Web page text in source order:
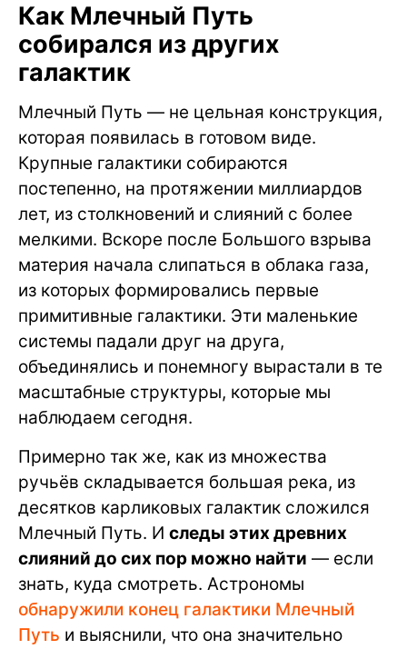
Как Млечный Путь
собирался из других
галактик
Млечный Путь — не цельная конструкция,
которая появилась в готовом виде.
Крупные галактики собираются
постепенно, на протяжении миллиардов
лет, из столкновений и слияний с более
мелкими. Вскоре после Большого взрыва
материя начала слипаться в облака газа,
из которых формировались первые
примитивные галактики. Эти маленькие
системы падали друг на друга,
объединялись и понемногу вырастали в те
масштабные структуры, которые мы
наблюдаем сегодня.
Примерно так же, как из множества
ручьёв складывается большая река, из
десятков карликовых галактик сложился
Млечный Путь. И следы этих древних
слияний до сих пор можно найти — если
знать, куда смотреть. Астрономы
обнаружили конец галактики Млечный
Путь и выяснили, что она значительно